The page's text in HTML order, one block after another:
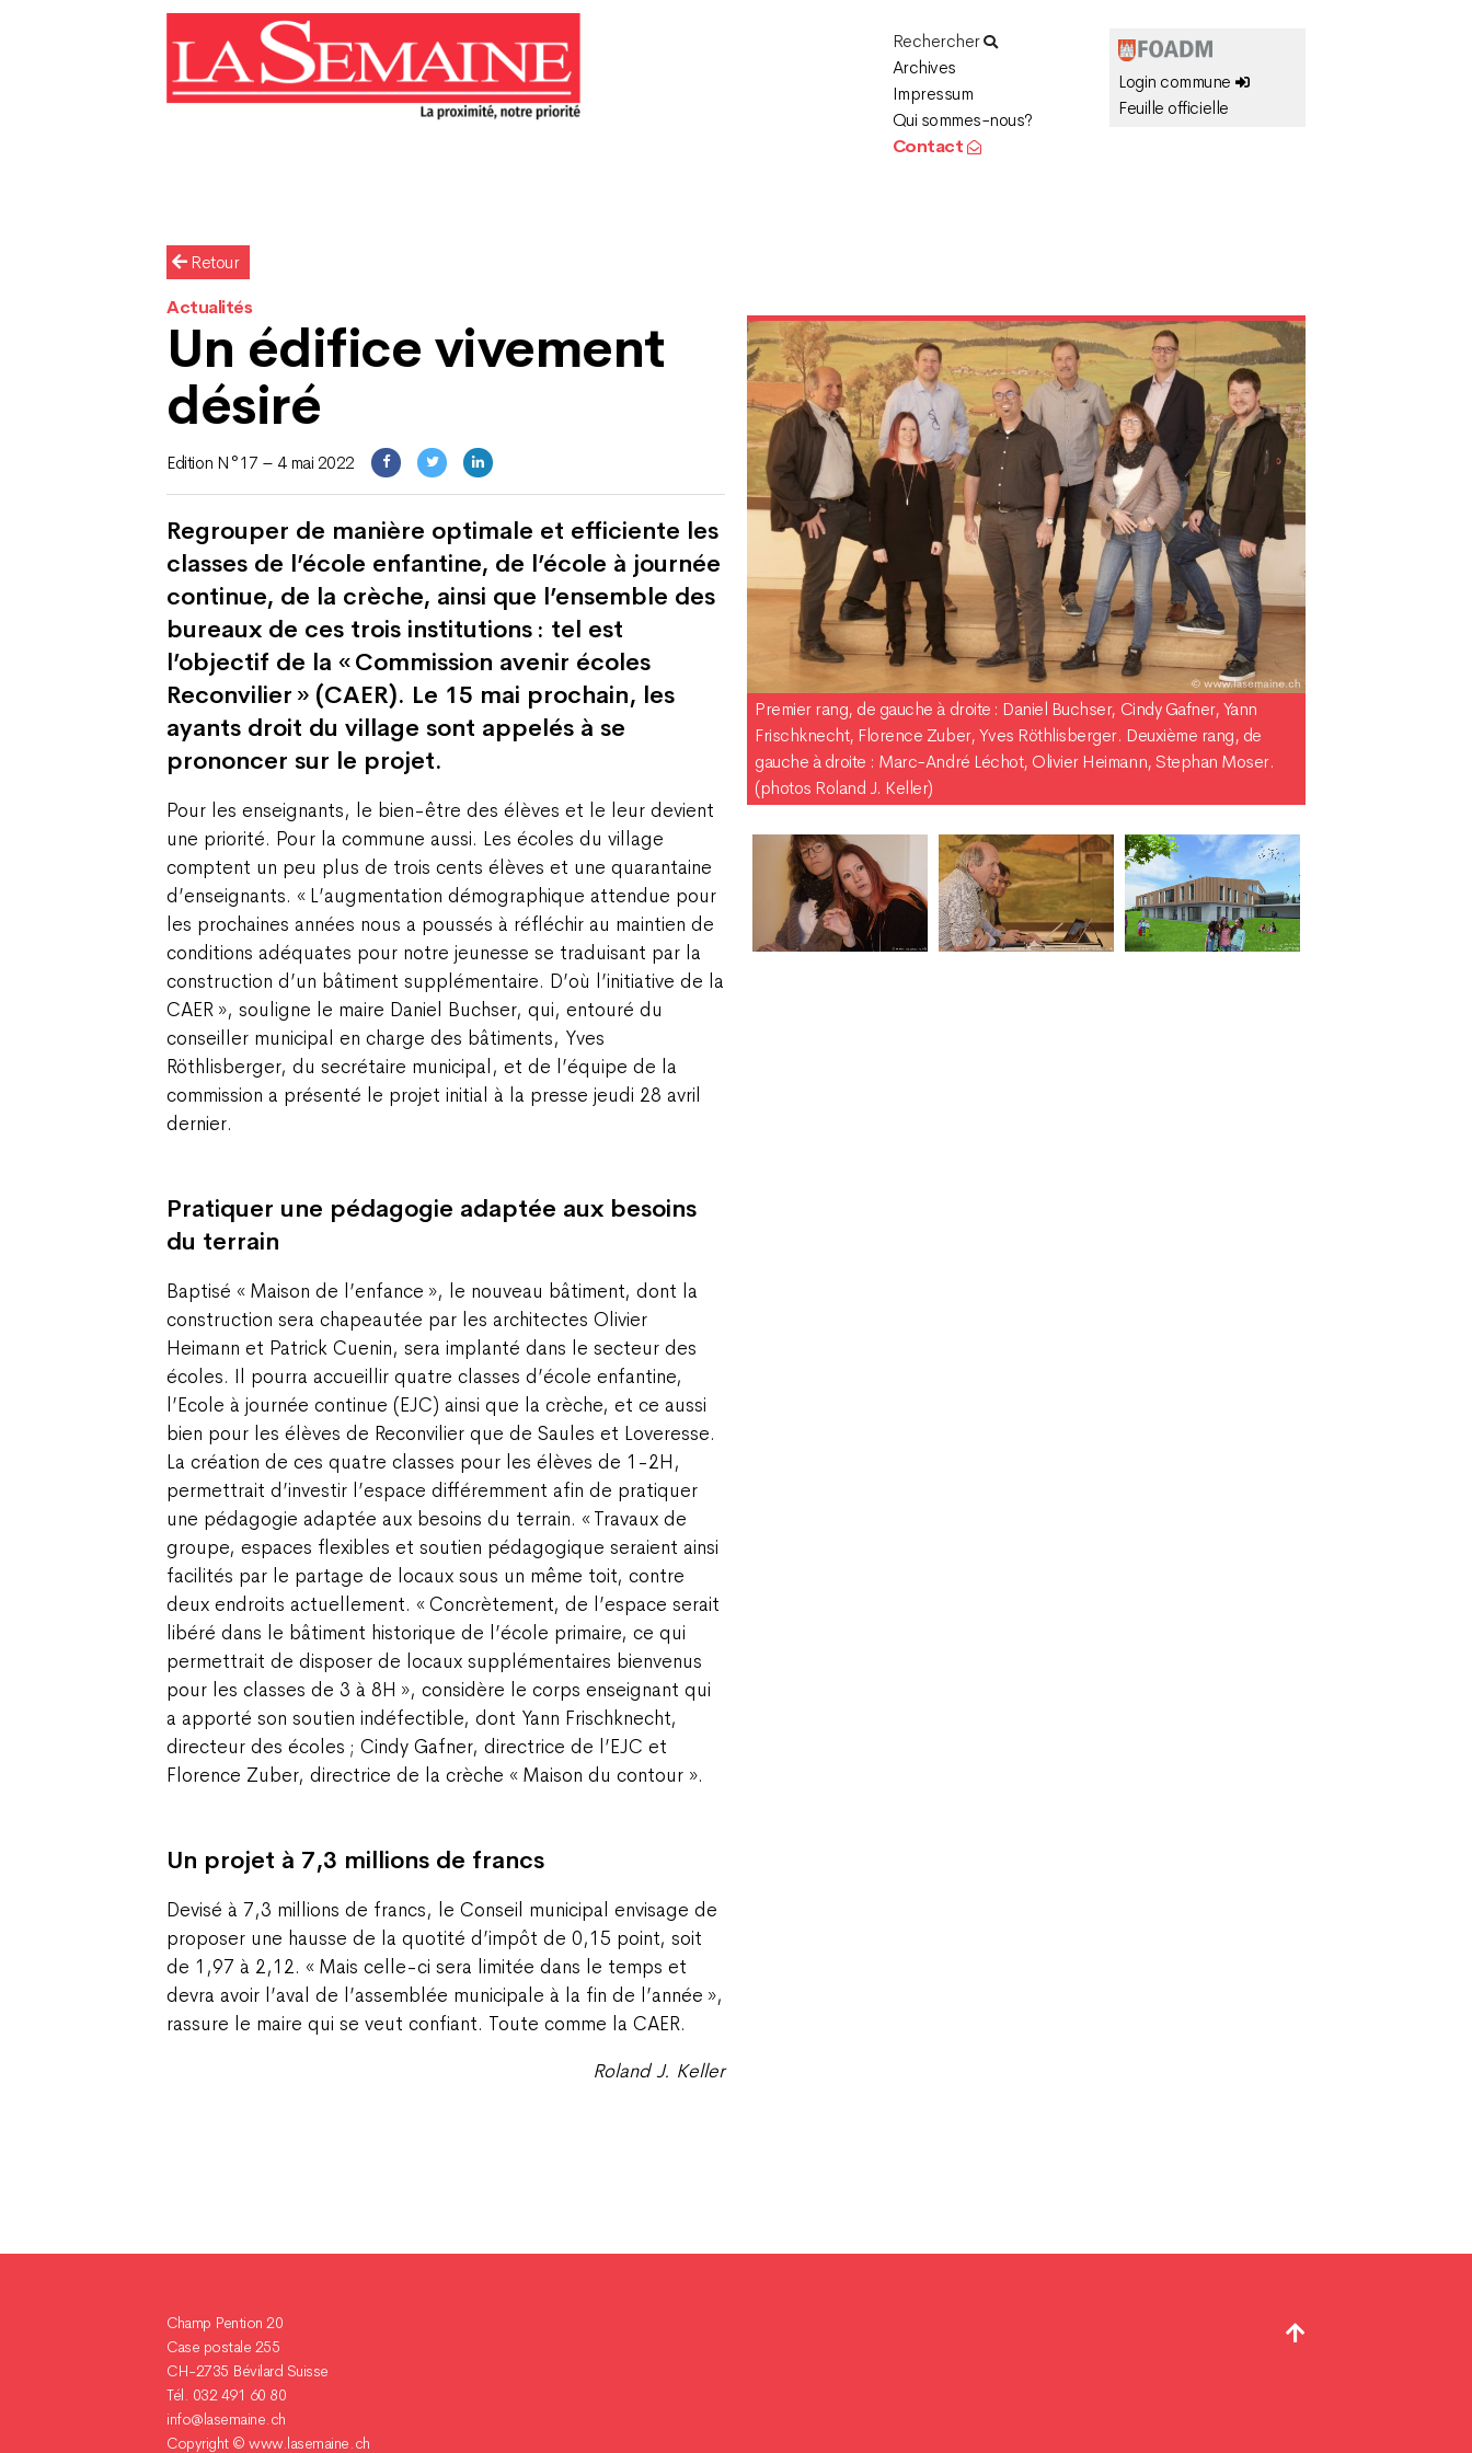
Rechercher
Archives
Impressum
Qui sommes-nous?
Contact
Login commune
Feuille officielle
Retour
Actualités
Un édifice vivement
désiré
Edition N°17 – 4 mai 2022
Regrouper de manière optimale et efficiente les
classes de l’école enfantine, de l’école à journée
continue, de la crèche, ainsi que l’ensemble des
bureaux de ces trois institutions : tel est
l’objectif de la « Commission avenir écoles
Reconvilier » (CAER). Le 15 mai prochain, les
ayants droit du village sont appelés à se
prononcer sur le projet.
Pour les enseignants, le bien-être des élèves et le leur devient
une priorité. Pour la commune aussi. Les écoles du village
comptent un peu plus de trois cents élèves et une quarantaine
d’enseignants. « L’augmentation démographique attendue pour
les prochaines années nous a poussés à réfléchir au maintien de
conditions adéquates pour notre jeunesse se traduisant par la
construction d’un bâtiment supplémentaire. D’où l’initiative de la
CAER », souligne le maire Daniel Buchser, qui, entouré du
conseiller municipal en charge des bâtiments, Yves
Röthlisberger, du secrétaire municipal, et de l’équipe de la
commission a présenté le projet initial à la presse jeudi 28 avril
dernier.
Pratiquer une pédagogie adaptée aux besoins
du terrain
Baptisé « Maison de l’enfance », le nouveau bâtiment, dont la
construction sera chapeautée par les architectes Olivier
Heimann et Patrick Cuenin, sera implanté dans le secteur des
écoles. Il pourra accueillir quatre classes d’école enfantine,
l’Ecole à journée continue (EJC) ainsi que la crèche, et ce aussi
bien pour les élèves de Reconvilier que de Saules et Loveresse.
La création de ces quatre classes pour les élèves de 1-2H,
permettrait d’investir l’espace différemment afin de pratiquer
une pédagogie adaptée aux besoins du terrain. « Travaux de
groupe, espaces flexibles et soutien pédagogique seraient ainsi
facilités par le partage de locaux sous un même toit, contre
deux endroits actuellement. « Concrètement, de l’espace serait
libéré dans le bâtiment historique de l’école primaire, ce qui
permettrait de disposer de locaux supplémentaires bienvenus
pour les classes de 3 à 8H », considère le corps enseignant qui
a apporté son soutien indéfectible, dont Yann Frischknecht,
directeur des écoles ; Cindy Gafner, directrice de l’EJC et
Florence Zuber, directrice de la crèche « Maison du contour ».
Un projet à 7,3 millions de francs
Devisé à 7,3 millions de francs, le Conseil municipal envisage de
proposer une hausse de la quotité d’impôt de 0,15 point, soit
de 1,97 à 2,12. « Mais celle-ci sera limitée dans le temps et
devra avoir l’aval de l’assemblée municipale à la fin de l’année »,
rassure le maire qui se veut confiant. Toute comme la CAER.
Roland J. Keller
Premier rang, de gauche à droite : Daniel Buchser, Cindy Gafner, Yann
Frischknecht, Florence Zuber, Yves Röthlisberger. Deuxième rang, de
gauche à droite : Marc-André Léchot, Olivier Heimann, Stephan Moser.
(photos Roland J. Keller)
Champ Pention 20
Case postale 255
CH-2735 Bévilard Suisse
Tél. 032 491 60 80
info@lasemaine.ch
Copyright ©www.lasemaine.ch